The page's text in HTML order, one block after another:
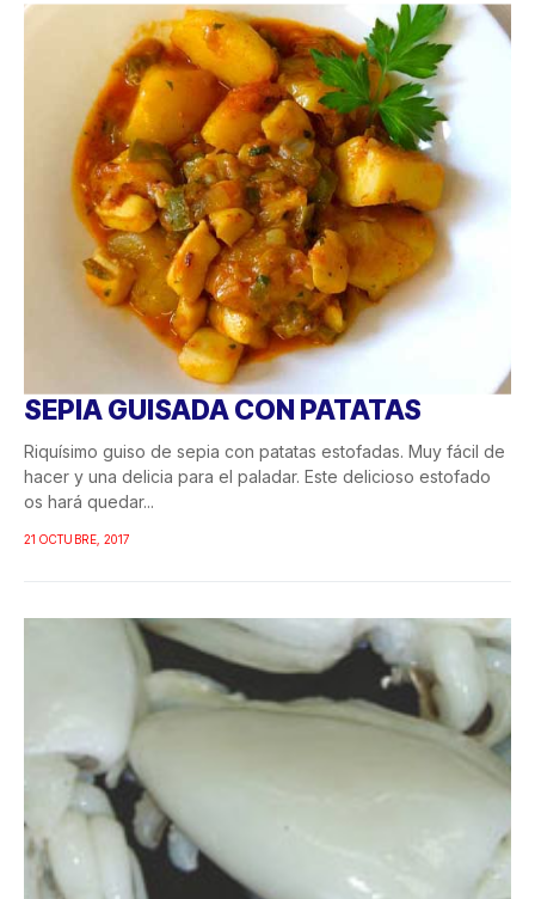
SEPIA GUISADA CON PATATAS
Riquísimo guiso de sepia con patatas estofadas. Muy fácil de
hacer y una delicia para el paladar. Este delicioso estofado
os hará quedar...
21 OCTUBRE, 2017